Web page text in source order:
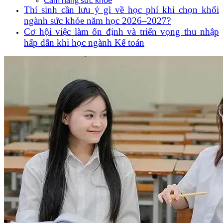
Thí sinh cần lưu ý gì về học phí khi chọn khối
ngành sức khỏe năm học 2026–2027?
Cơ hội việc làm ổn định và triển vọng thu nhập
hấp dẫn khi học ngành Kế toán